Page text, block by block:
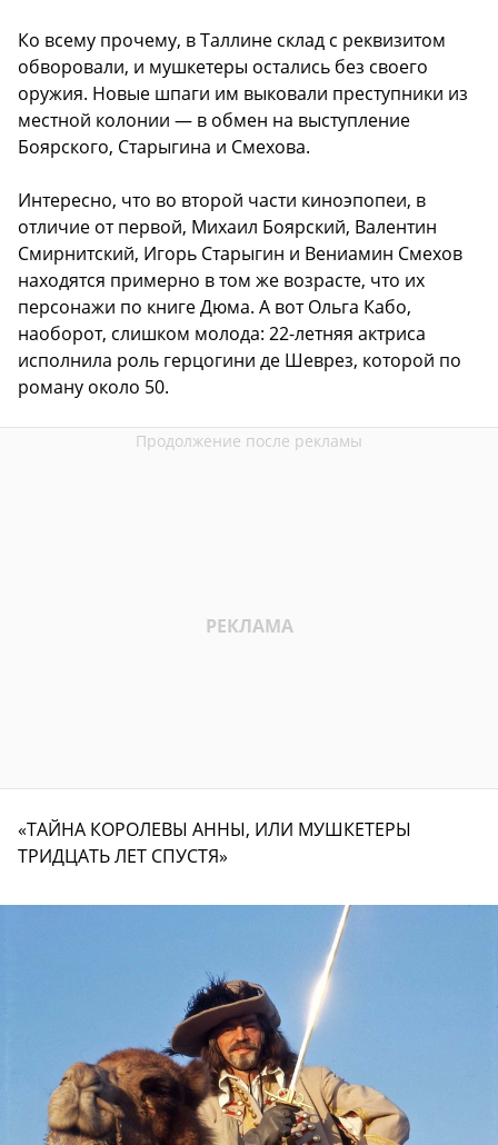
Ко всему прочему, в Таллине склад с реквизитом
обворовали, и мушкетеры остались без своего
оружия. Новые шпаги им выковали преступники из
местной колонии — в обмен на выступление
Боярского, Старыгина и Смехова.
Интересно, что во второй части киноэпопеи, в
отличие от первой, Михаил Боярский, Валентин
Смирнитский, Игорь Старыгин и Вениамин Смехов
находятся примерно в том же возрасте, что их
персонажи по книге Дюма. А вот Ольга Кабо,
наоборот, слишком молода: 22-летняя актриса
исполнила роль герцогини де Шеврез, которой по
роману около 50.
«ТАЙНА КОРОЛЕВЫ АННЫ, ИЛИ МУШКЕТЕРЫ
ТРИДЦАТЬ ЛЕТ СПУСТЯ»